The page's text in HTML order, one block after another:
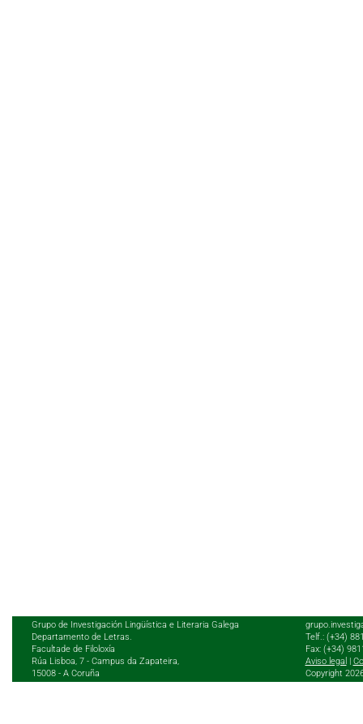
Grupo de Investigación Lingüística e Literaria Galega
Departamento de Letras.
Facultade de Filoloxía
Rúa Lisboa, 7 - Campus da Zapateira,
15008 - A Coruña
Telf.: (+34)
Fax: (+34)
Aviso legal
Copyright